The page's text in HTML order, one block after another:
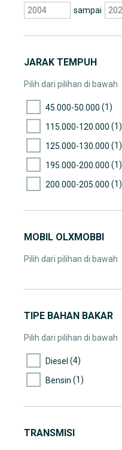
sampai
JARAK TEMPUH
Pilih dari pilihan di bawah
45.000-50.000 (1)
115.000-120.000 (1)
125.000-130.000 (1)
195.000-200.000 (1)
200.000-205.000 (1)
MOBIL OLXMOBBI
Pilih dari pilihan di bawah
TIPE BAHAN BAKAR
Pilih dari pilihan di bawah
Diesel (4)
Bensin (1)
TRANSMISI